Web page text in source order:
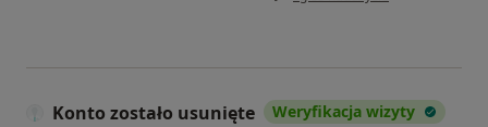
Konto zostało usunięte Weryfikacja wizyty